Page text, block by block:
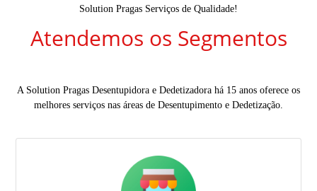
Solution Pragas Serviços de Qualidade!
Atendemos os Segmentos
A Solution Pragas Desentupidora e Dedetizadora há 15 anos oferece os
melhores serviços nas áreas de Desentupimento e Dedetização.